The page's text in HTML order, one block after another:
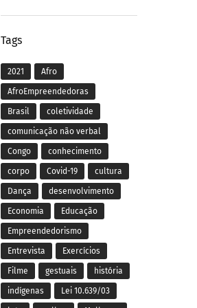
Tags
2021 Afro
AfroEmpreendedoras
Brasil coletividade
comunicação não verbal
Congo conhecimento
corpo Covid-19 cultura
Dança desenvolvimento
Economia Educação
Empreendedorismo
Entrevista Exercícios
Filme gestuais história
indígenas Lei 10.639/03